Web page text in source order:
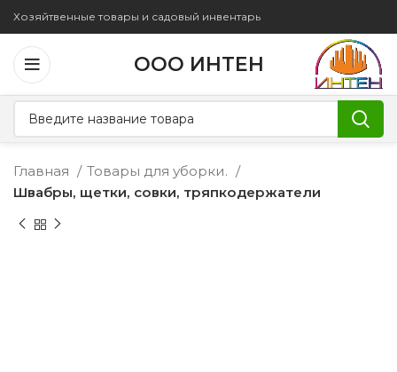
Хозяйтвенные товары и садовый инвентарь
ООО ИНТЕН
Главная
Товары для уборки.
Швабры, щетки, совки, тряпкодержатели